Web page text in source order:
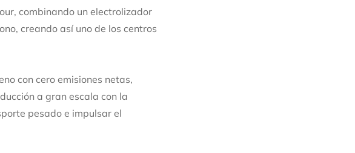
combinando un electrolizador
creando así uno de los centros
con cero emisiones netas,
a gran escala con la
pesado e impulsar el